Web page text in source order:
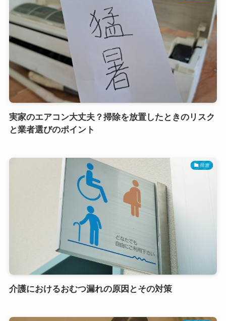
実家のエアコン大丈夫？掃除を放置したときのリスク
と業者選びのポイント
排泄
介護におけるおむつ漏れの原因とその対策